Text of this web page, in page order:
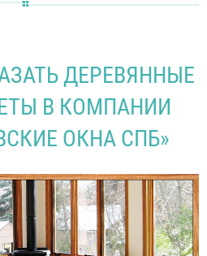
ДЕРЕВЯННЫЕ
В КОМПАНИИ
ОКНА СПБ»